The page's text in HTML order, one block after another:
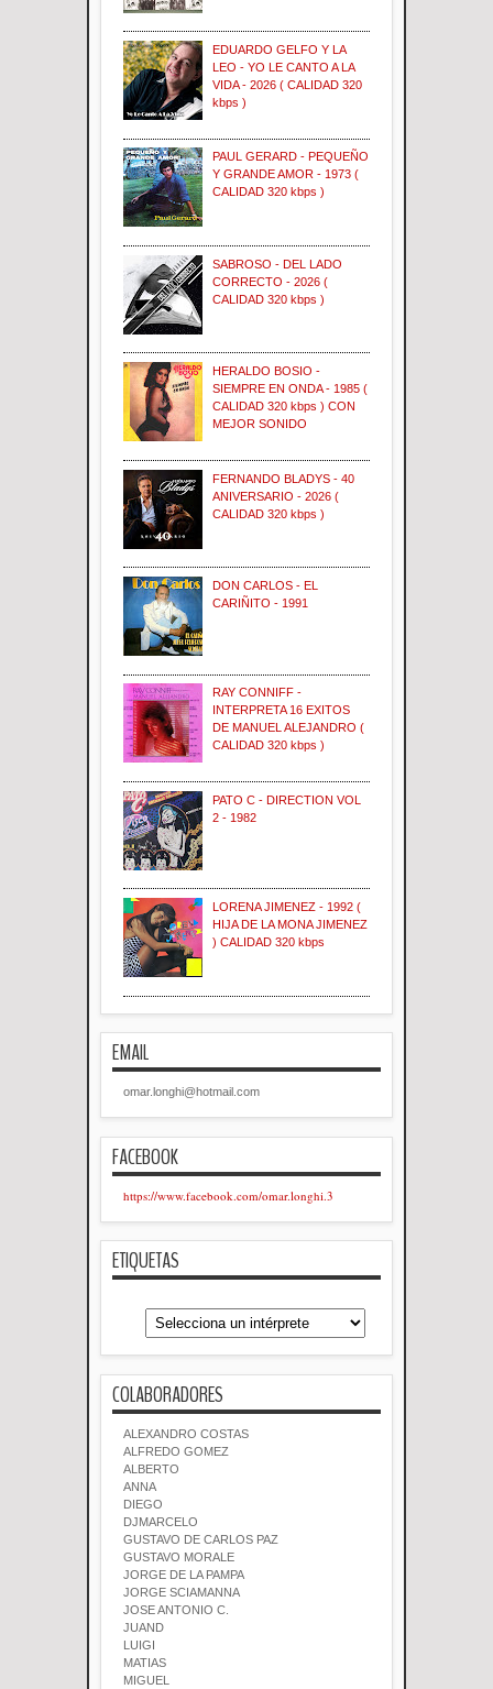
EDUARDO GELFO Y LA
LEO - YO LE CANTO A LA
VIDA - 2026 ( CALIDAD 320
kbps )
PAUL GERARD - PEQUEÑO
Y GRANDE AMOR - 1973 (
CALIDAD 320 kbps )
SABROSO - DEL LADO
CORRECTO - 2026 (
CALIDAD 320 kbps )
HERALDO BOSIO -
SIEMPRE EN ONDA - 1985 (
CALIDAD 320 kbps ) CON
MEJOR SONIDO
FERNANDO BLADYS - 40
ANIVERSARIO - 2026 (
CALIDAD 320 kbps )
DON CARLOS - EL
CARIÑITO - 1991
RAY CONNIFF -
INTERPRETA 16 EXITOS
DE MANUEL ALEJANDRO (
CALIDAD 320 kbps )
PATO C - DIRECTION VOL
2 - 1982
LORENA JIMENEZ - 1992 (
HIJA DE LA MONA JIMENEZ
) CALIDAD 320 kbps
EMAIL
omar.longhi@hotmail.com
FACEBOOK
https://www.facebook.com/omar.longhi.3
ETIQUETAS
COLABORADORES
ALEXANDRO COSTAS
ALFREDO GOMEZ
ALBERTO
ANNA
DIEGO
DJMARCELO
GUSTAVO DE CARLOS PAZ
GUSTAVO MORALE
JORGE DE LA PAMPA
JORGE SCIAMANNA
JOSE ANTONIO C.
JUAND
LUIGI
MATIAS
MIGUEL